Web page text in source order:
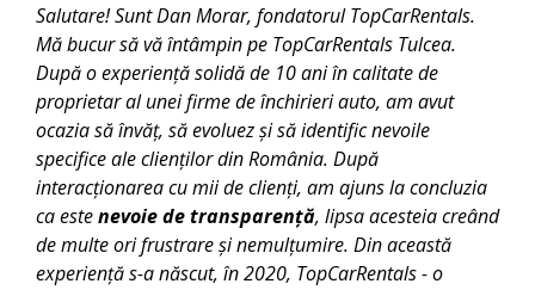
Salutare! Sunt Dan Morar, fondatorul TopCarRentals.
Mă bucur să vă întâmpin pe TopCarRentals Tulcea.
După o experiență solidă de 10 ani în calitate de
proprietar al unei firme de închirieri auto, am avut
ocazia să învăț, să evoluez și să identific nevoile
specifice ale clienților din România. După
interacționarea cu mii de clienți, am ajuns la concluzia
ca estenevoie de transparență, lipsa acesteia creând
de multe ori frustrare și nemulțumire. Din această
experiență s-a născut, în 2020, TopCarRentals - o